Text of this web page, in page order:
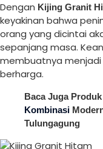
Dengan Kijing Granit
keyakinan bahwa
orang yang dicintai
sepanjang masa.
membuatnya menjadi
berharga.
Baca Juga
Kombinasi
Tulungagung